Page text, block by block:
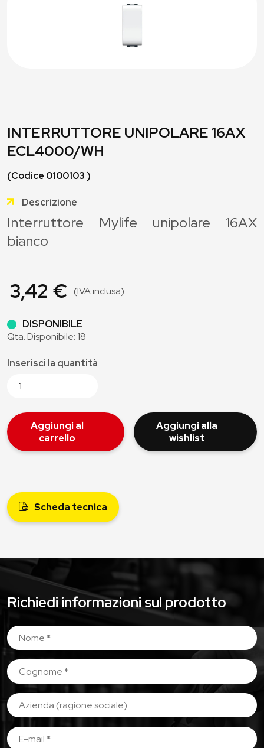
INTERRUTTORE UNIPOLARE 16AX
ECL4000/WH
(Codice 0100103 )
Descrizione
Interruttore Mylife unipolare 16AX
bianco
3,42 € (IVA inclusa)
DISPONIBILE
Qta. Disponibile: 18
Inserisci la quantità
Aggiungi al
carrello
Aggiungi alla
wishlist
Scheda tecnica
Richiedi informazioni sul prodotto